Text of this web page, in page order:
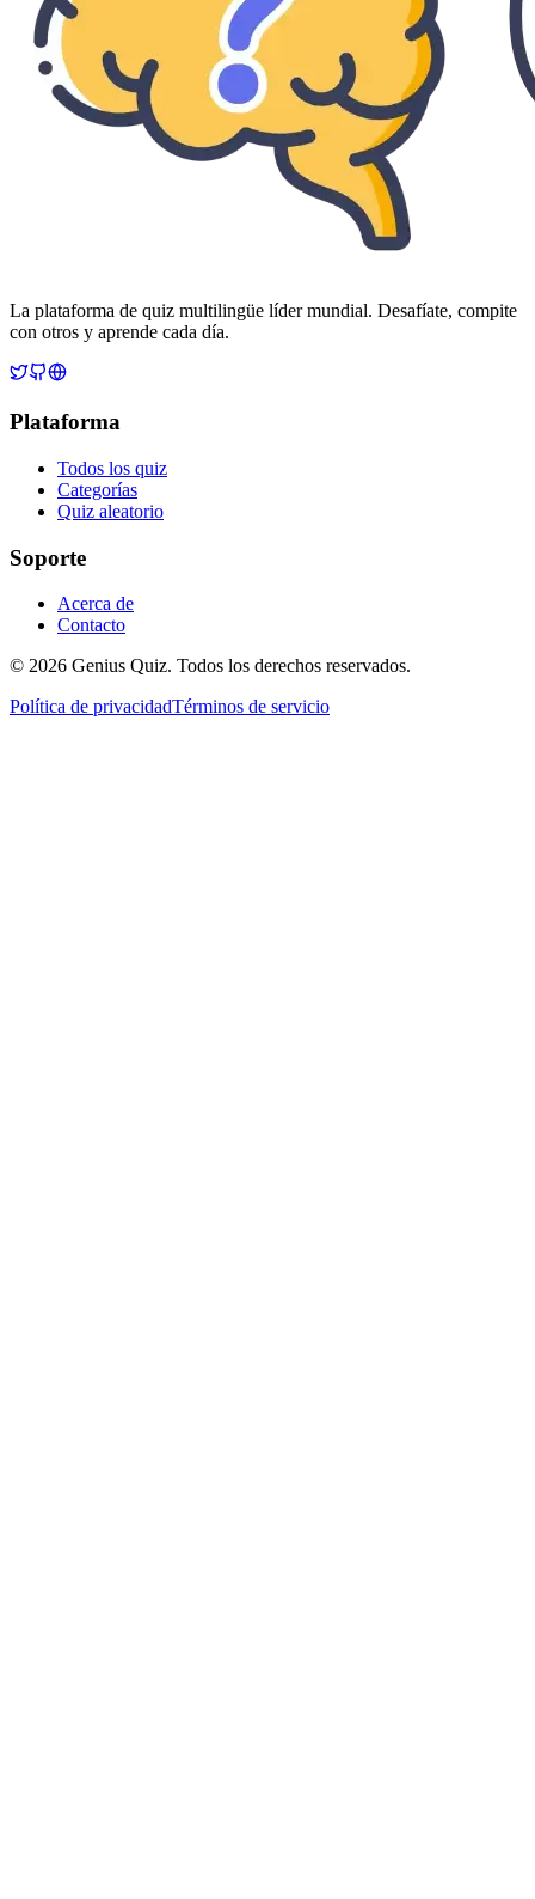
La plataforma de quiz multilingüe líder mundial. Desafíate, compite
con otros y aprende cada día.
Plataforma
Todos los quiz
Categorías
Quiz aleatorio
Soporte
Acerca de
Contacto
© 2026 Genius Quiz. Todos los derechos reservados.
Política de privacidadTérminos de servicio